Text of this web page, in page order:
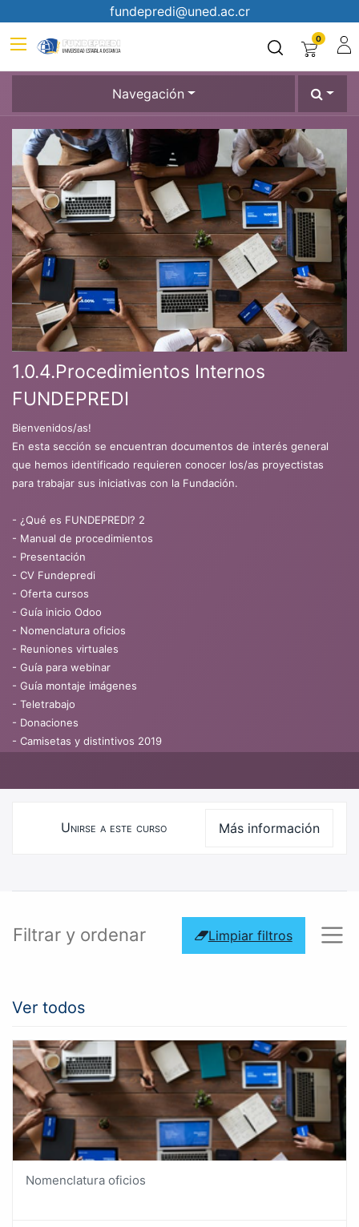
fundepredi@uned.ac.cr
0
Navegación
1.0.4.Procedimientos Internos
FUNDEPREDI
Bienvenidos/as!
En esta sección se encuentran documentos de interés general
que hemos identificado requieren conocer los/as proyectistas
para trabajar sus iniciativas con la Fundación.
- ¿Qué es FUNDEPREDI? 2
- Manual de procedimientos
- Presentación
- CV Fundepredi
- Oferta cursos
- Guía inicio Odoo
- Nomenclatura oficios
- Reuniones virtuales
- Guía para webinar
- Guía montaje imágenes
- Teletrabajo
- Donaciones
- Camisetas y distintivos 2019
Unirse a este curso Más información
Filtrar y ordenar Limpiar filtros
Ver todos
Nomenclatura oficios